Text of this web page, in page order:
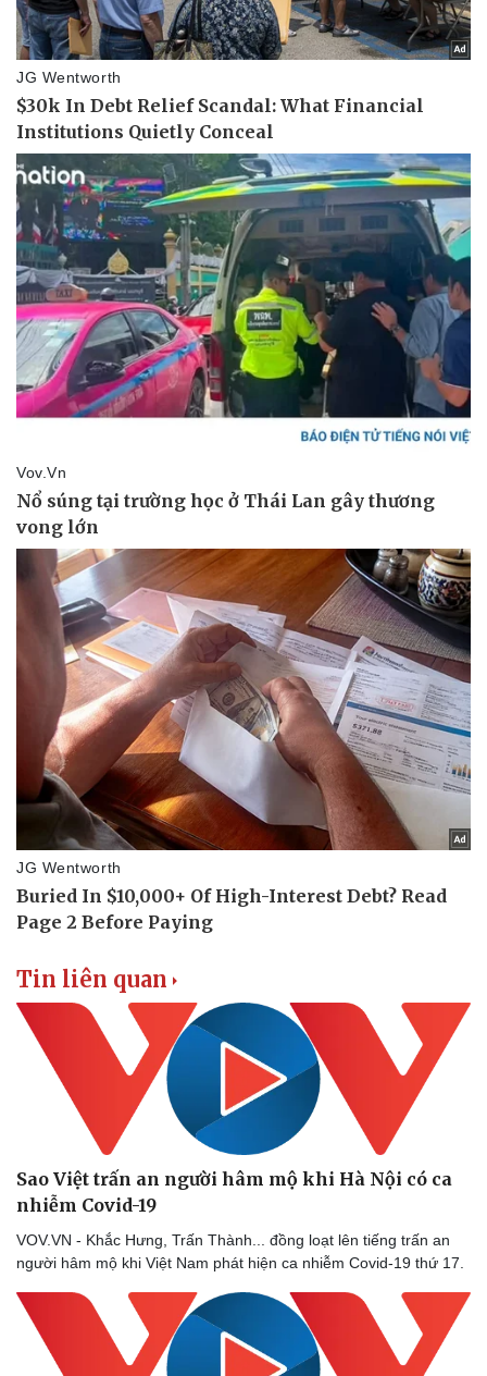
Vì cộng đồng
Chuyển đổi số
Sức khỏe
Dinh dưỡng - món ngon
Cây thuốc
Sản phụ khoa
Nhi khoa
Phòng mạch online
Ăn sạch sống khỏe
Đời sống
Nhà đẹp
Tình yêu - Gia đình
Tin liên quan
Sao Việt trấn an người hâm mộ khi Hà Nội có ca
nhiễm Covid-19
VOV.VN - Khắc Hưng, Trấn Thành... đồng loạt lên tiếng trấn an
người hâm mộ khi Việt Nam phát hiện ca nhiễm Covid-19 thứ 17.